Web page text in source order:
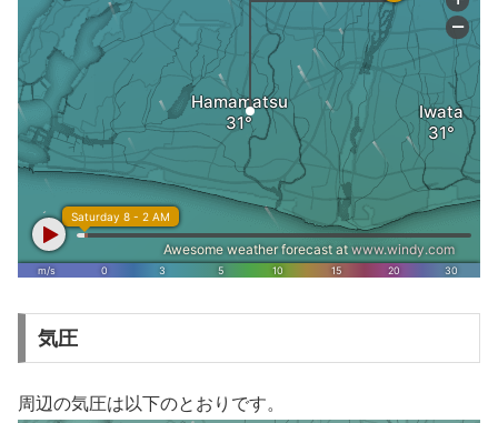
気圧
周辺の気圧は以下のとおりです。